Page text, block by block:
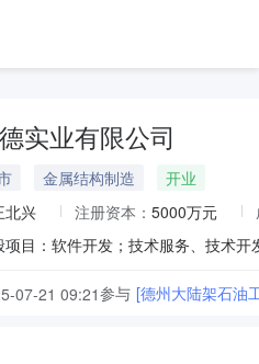
实业有限公司
金属结构制造
开业
北兴 注册资本： 5000万元
07-21 09:21参与 [德州大陆架石油